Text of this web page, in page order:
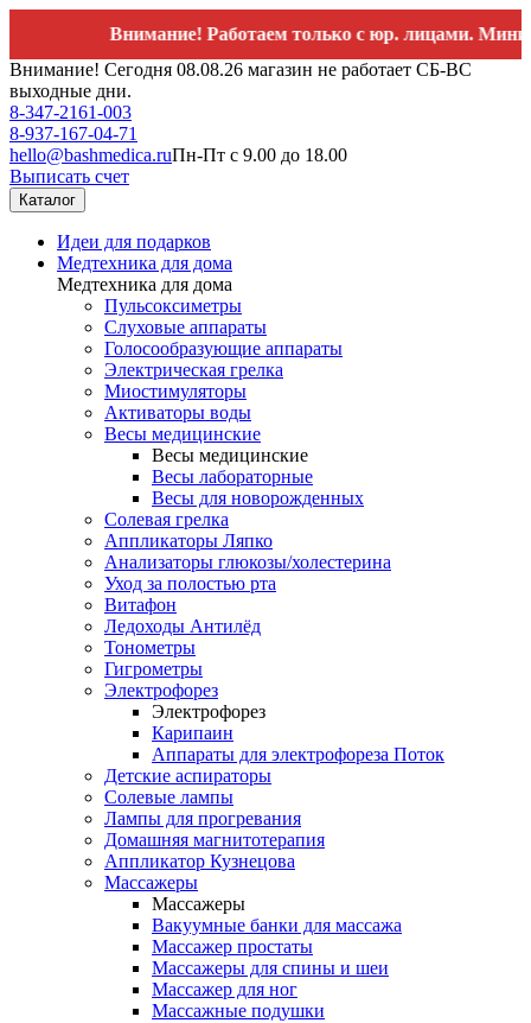
Внимание! Работаем только с юр. лицами.
Внимание! Сегодня 08.08.26 магазин не работает СБ-ВС
выходные дни.
8-347-2161-003
8-937-167-04-71
hello@bashmedica.ruПн-Пт с 9.00 до 18.00
Выписать счет
Каталог
Идеи для подарков
Медтехника для дома
Медтехника для дома
Пульсоксиметры
Слуховые аппараты
Голосообразующие аппараты
Электрическая грелка
Миостимуляторы
Активаторы воды
Весы медицинские
Весы медицинские
Весы лабораторные
Весы для новорожденных
Солевая грелка
Аппликаторы Ляпко
Анализаторы глюкозы/холестерина
Уход за полостью рта
Витафон
Ледоходы Антилёд
Тонометры
Гигрометры
Электрофорез
Электрофорез
Карипаин
Аппараты для электрофореза Поток
Детские аспираторы
Солевые лампы
Лампы для прогревания
Домашняя магнитотерапия
Аппликатор Кузнецова
Массажеры
Массажеры
Вакуумные банки для массажа
Массажер простаты
Массажеры для спины и шеи
Массажер для ног
Массажные подушки